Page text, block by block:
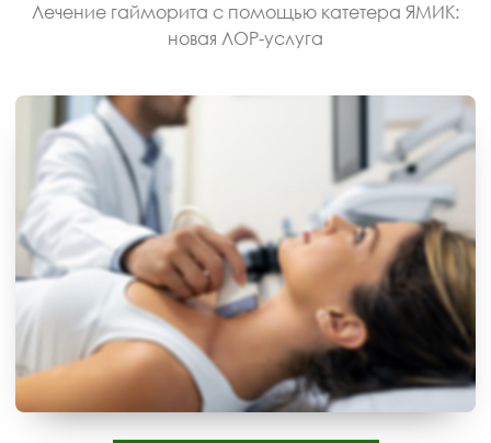
Лечение гайморита с помощью катетера ЯМИК:
новая ЛОР-услуга